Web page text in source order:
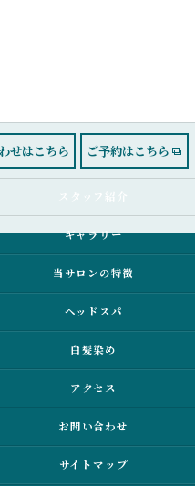
せはこちら ご予約はこちら
スタッフ紹介
ギャラリー
当サロンの特徴
ヘッドスパ
白髪染め
アクセス
お問い合わせ
サイトマップ